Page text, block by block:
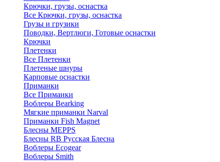
Крючки, грузы, оснастка
Все Крючки, грузы, оснастка
Грузы и грузики
Поводки, Вертлюги, Готовые оснастки
Крючки
Плетенки
Все Плетенки
Плетеные шнуры
Карповые оснастки
Приманки
Все Приманки
Воблеры Bearking
Мягкие приманки Narval
Приманки Fish Magnet
Блесны MEPPS
Блесны RB Русская Блесна
Воблеры Ecogear
Воблеры Smith